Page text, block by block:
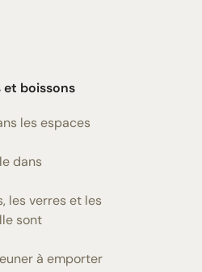
boissons
les espaces
dans
les verres et les
sont
à emporter